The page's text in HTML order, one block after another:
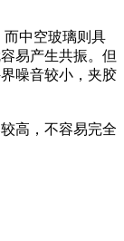
中空玻璃则具
易产生共振。但
噪音较小，夹胶
高，不容易完全